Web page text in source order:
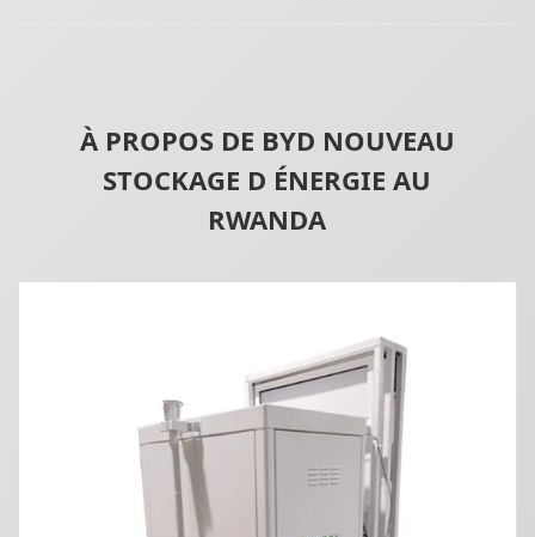
À PROPOS DE BYD NOUVEAU
STOCKAGE D ÉNERGIE AU
RWANDA